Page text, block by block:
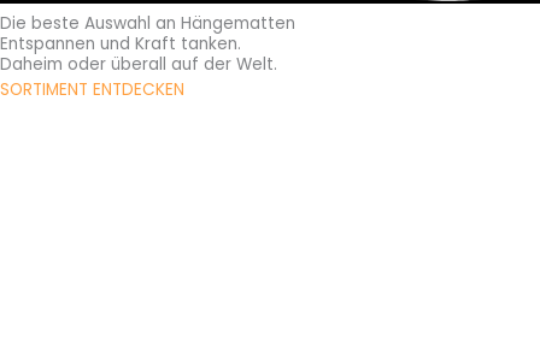
Die beste Auswahl an Hängematten
Entspannen und Kraft tanken.
Daheim oder überall auf der Welt.
SORTIMENT ENTDECKEN